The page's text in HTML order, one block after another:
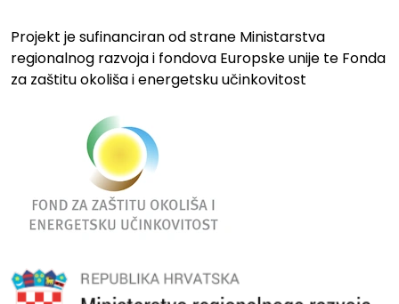
Projekt je sufinanciran od strane Ministarstva
regionalnog razvoja i fondova Europske unije te Fonda
za zaštitu okoliša i energetsku učinkovitost